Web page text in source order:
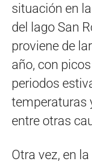
situación en
del lago San
proviene de
año, con
periodos
temperaturas
entre otras
Otra vez, en